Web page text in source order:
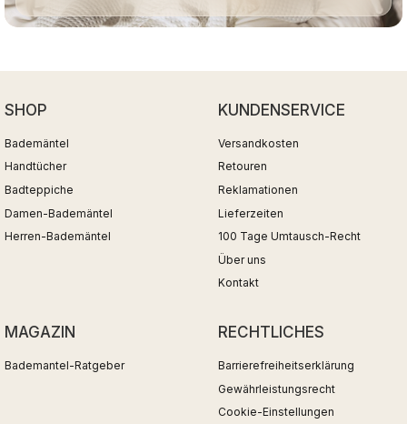
SHOP
Bademäntel
Handtücher
Badteppiche
Damen-Bademäntel
Herren-Bademäntel
KUNDENSERVICE
Versandkosten
Retouren
Reklamationen
Lieferzeiten
100 Tage Umtausch-Recht
Über uns
Kontakt
MAGAZIN
Bademantel-Ratgeber
RECHTLICHES
Barrierefreiheitserklärung
Gewährleistungsrecht
Cookie-Einstellungen